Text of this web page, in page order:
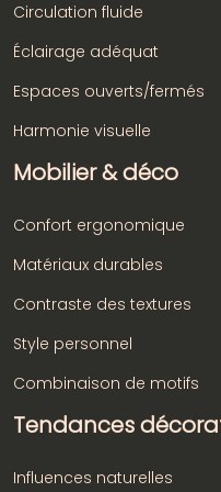
Circulation fluide
Éclairage adéquat
Espaces ouverts/fermés
Harmonie visuelle
Mobilier & déco
Confort ergonomique
Matériaux durables
Contraste des textures
Style personnel
Combinaison de motifs
Tendances
Influences naturelles